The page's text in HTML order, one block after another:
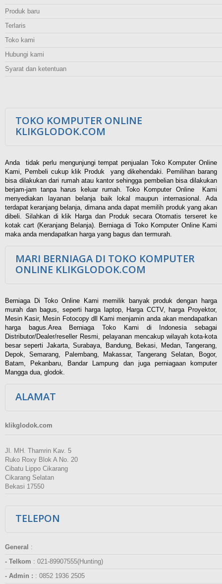
Produk baru
Terlaris
Toko kami
Hubungi kami
Syarat dan ketentuan
TOKO KOMPUTER ONLINE
KLIKGLODOK.COM
Anda tidak perlu mengunjungi tempat penjualan Toko Komputer Online
Kami, Pembeli cukup klik Produk yang dikehendaki. Pemilihan barang
bisa dilakukan dari rumah atau kantor sehingga pembelian bisa dilakukan
berjam-jam tanpa harus keluar rumah. Toko Komputer Online Kami
menyediakan layanan belanja baik lokal maupun internasional. Ada
terdapat keranjang belanja, dimana anda dapat memilih produk yang akan
dibeli. Silahkan di klik Harga dan Produk secara Otomatis terseret ke
kotak cart (Keranjang Belanja). Berniaga di Toko Komputer Online Kami
maka anda mendapatkan harga yang bagus dan termurah.
MARI BERNIAGA DI TOKO KOMPUTER
ONLINE KLIKGLODOK.COM
Berniaga Di Toko Online Kami memilik banyak produk dengan harga
murah dan bagus, seperti harga laptop, Harga CCTV, harga Proyektor,
Mesin Kasir, Mesin Fotocopy dll Kami menjamin anda akan mendapatkan
harga bagus.Area Berniaga Toko Kami di Indonesia sebagai
Distributor/Dealer/reseller Resmi, pelayanan mencakup wilayah kota-kota
besar seperti Jakarta, Surabaya, Bandung, Bekasi, Medan, Tangerang,
Depok, Semarang, Palembang, Makassar, Tangerang Selatan, Bogor,
Batam, Pekanbaru, Bandar Lampung dan juga perniagaan komputer
Mangga dua, glodok.
ALAMAT
klikglodok.com
Jl. MH. Thamrin Kav. 5
Ruko Roxy Blok A No. 20
Cibatu Lippo Cikarang
Cikarang Selatan
Bekasi 17550
TELEPON
General :
- Telkom : 021-89907555(Hunting)
- Admin : : 0852 1936 2505